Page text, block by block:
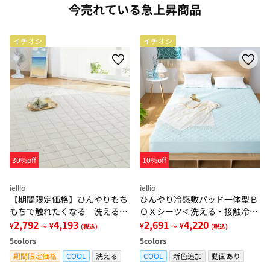
今売れている急上昇商品
イチオシ
30%off
iellio
【期間限定価格】ひんやりもち
もちで触れたくなる 洗えるラ
グ＜低反発・滑りにくい・接触
冷感・防ダニ・カーペット＞
¥2,792 ～ ¥4,193 (税込)
5colors
期間限定価格
COOL
洗える
イチオシ
10%off
iellio
ひんやり冷感敷パッド一体型Ｂ
ＯＸシーツ＜洗える・接触冷
感・抗菌防臭・時短・家事楽・
ボックスシーツ・寝苦しさ対策
＞
¥2,691 ～ ¥4,220 (税込)
5colors
COOL
新色追加
動画あり